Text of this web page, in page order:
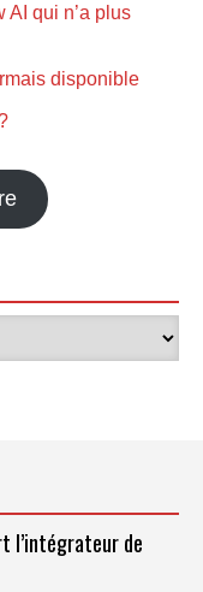
AI qui n’a plus
disponible
l’intégrateur de